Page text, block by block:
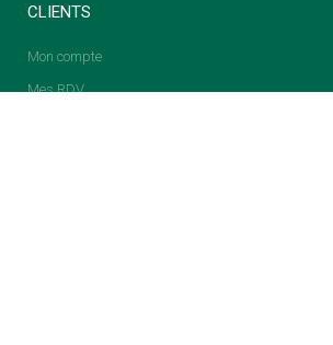
CLIENTS
Mon compte
Mes RDV